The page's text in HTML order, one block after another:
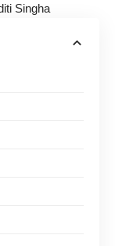
Singha